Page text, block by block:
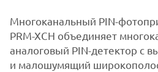
Многоканальный PIN-
PRM-XCH объединяет
аналоговый PIN-детектор с
и малошумящий